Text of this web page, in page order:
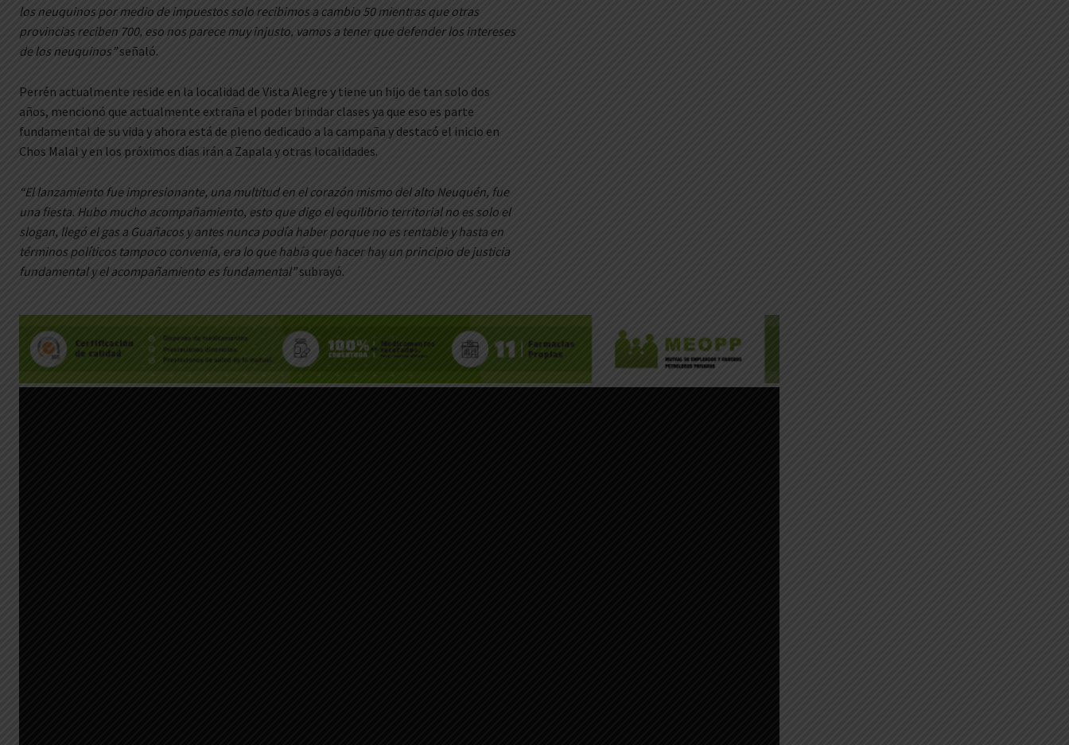
los neuquinos por medio de impuestos solo recibimos a cambio 50 mientras que otras
provincias reciben 700, eso nos parece muy injusto, vamos a tener que defender los intereses
de los neuquinos”señaló.
Perrén actualmente reside en la localidad de Vista Alegre y tiene un hijo de tan solo dos
años, mencionó que actualmente extraña el poder brindar clases ya que eso es parte
fundamental de su vida y ahora está de pleno dedicado a la campaña y destacó el inicio en
Chos Malal y en los próximos días irán a Zapala y otras localidades.
“El lanzamiento fue impresionante, una multitud en el corazón mismo del alto Neuquén, fue
una fiesta. Hubo mucho acompañamiento, esto que digo el equilibrio territorial no es solo el
slogan, llegó el gas a Guañacos y antes nunca podía haber porque no es rentable y hasta en
términos políticos tampoco convenía, era lo que había que hacer hay un principio de justicia
fundamental y el acompañamiento es fundamental”subrayó.